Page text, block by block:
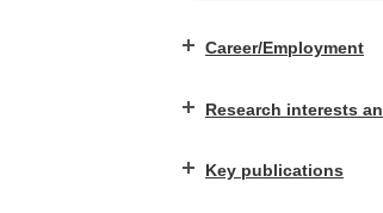
Career/Employment
Research interests
Key publications